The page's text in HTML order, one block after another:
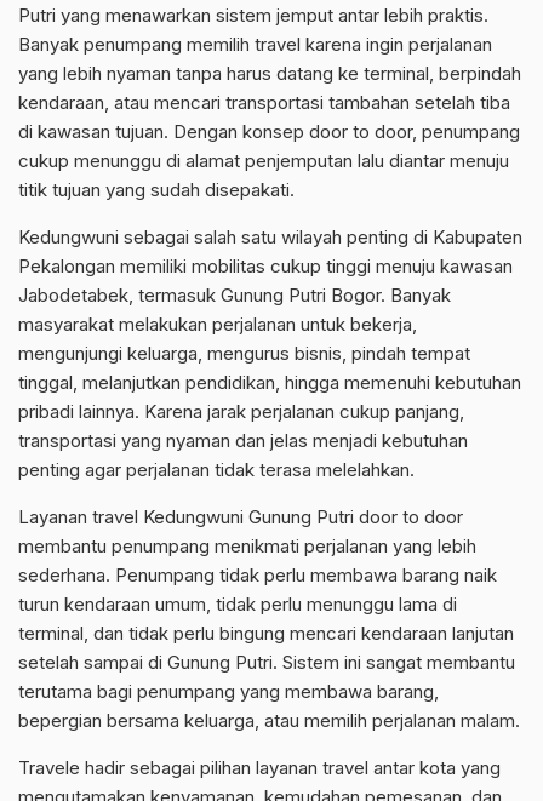
Putri yang menawarkan sistem jemput antar lebih praktis.
Banyak penumpang memilih travel karena ingin perjalanan
yang lebih nyaman tanpa harus datang ke terminal, berpindah
kendaraan, atau mencari transportasi tambahan setelah tiba
di kawasan tujuan. Dengan konsep door to door, penumpang
cukup menunggu di alamat penjemputan lalu diantar menuju
titik tujuan yang sudah disepakati.
Kedungwuni sebagai salah satu wilayah penting di Kabupaten
Pekalongan memiliki mobilitas cukup tinggi menuju kawasan
Jabodetabek, termasuk Gunung Putri Bogor. Banyak
masyarakat melakukan perjalanan untuk bekerja,
mengunjungi keluarga, mengurus bisnis, pindah tempat
tinggal, melanjutkan pendidikan, hingga memenuhi kebutuhan
pribadi lainnya. Karena jarak perjalanan cukup panjang,
transportasi yang nyaman dan jelas menjadi kebutuhan
penting agar perjalanan tidak terasa melelahkan.
Layanan travel Kedungwuni Gunung Putri door to door
membantu penumpang menikmati perjalanan yang lebih
sederhana. Penumpang tidak perlu membawa barang naik
turun kendaraan umum, tidak perlu menunggu lama di
terminal, dan tidak perlu bingung mencari kendaraan lanjutan
setelah sampai di Gunung Putri. Sistem ini sangat membantu
terutama bagi penumpang yang membawa barang,
bepergian bersama keluarga, atau memilih perjalanan malam.
Travele hadir sebagai pilihan layanan travel antar kota yang